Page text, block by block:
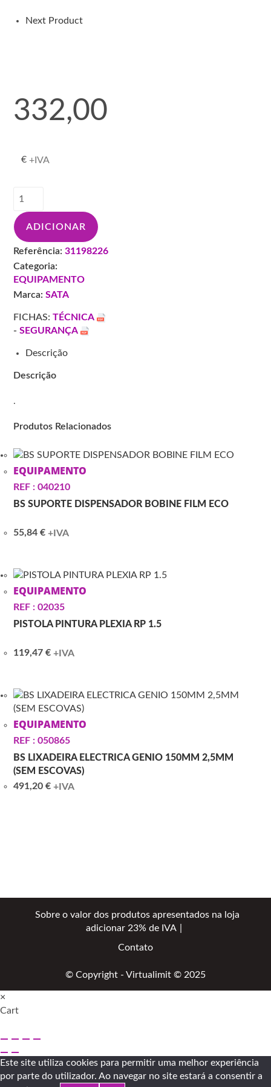
Next Product
332,00
€ +IVA
SATA
PISTOLA
MINIJET4400
SR
0.125/QCC
198226
ADICIONAR
Referência: 31198226
Categoria:
EQUIPAMENTO
Marca: SATA
FICHAS:TÉCNICA
-SEGURANÇA
Descrição
Descrição
.
Produtos Relacionados
EQUIPAMENTO
REF : 040210
BS SUPORTE DISPENSADOR BOBINE FILM ECO
55,84€ +IVA
EQUIPAMENTO
REF : 02035
PISTOLA PINTURA PLEXIA RP 1.5
119,47€ +IVA
EQUIPAMENTO
REF : 050865
BS LIXADEIRA ELECTRICA GENIO 150MM 2,5MM
(SEM ESCOVAS)
491,20€ +IVA
Sobre o valor dos produtos apresentados na loja
adicionar 23% de IVA
Contato
© Copyright - Virtualimit © 2025
×
Cart
Este site utiliza cookies para permitir uma melhor experiência
por parte do utilizador. Ao navegar no site estará a consentir a